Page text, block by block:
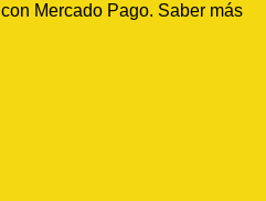
con Mercado Pago. Saber más